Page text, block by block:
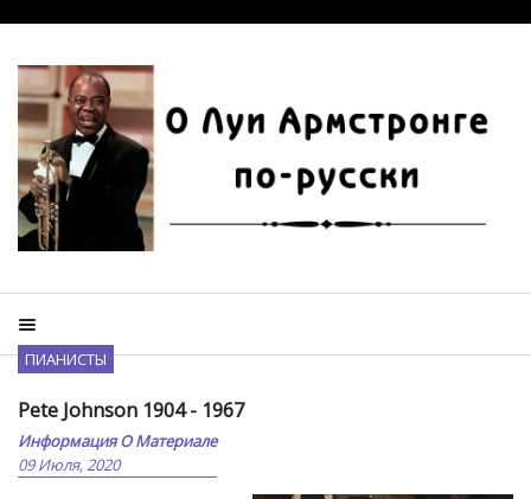
ПИАНИСТЫ
Pete Johnson 1904 - 1967
Информация О Материале
09 Июля, 2020